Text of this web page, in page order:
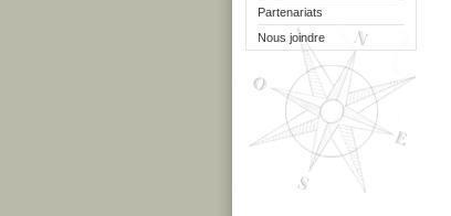
Partenariats
Nous joindre